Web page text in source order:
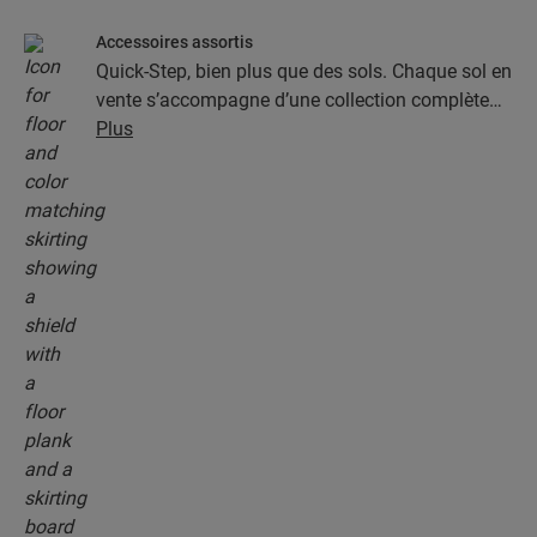
Accessoires assortis
Quick-Step, bien plus que des sols. Chaque sol en
vente s’accompagne d’une collection complète
d’accessoires, parmi lesquels des sous-couches,
Plus